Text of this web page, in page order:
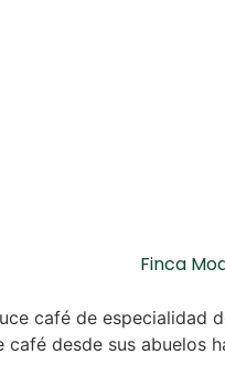
Finca
café de especialidad
desde sus abuelos